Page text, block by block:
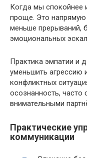
Когда мы спокойнее
проще. Это напрямую
меньше прерываний,
эмоциональных
Практика эмпатии и
уменьшить агрессию
конфликтных
осознанность, часто
внимательными
Практические
коммуникации